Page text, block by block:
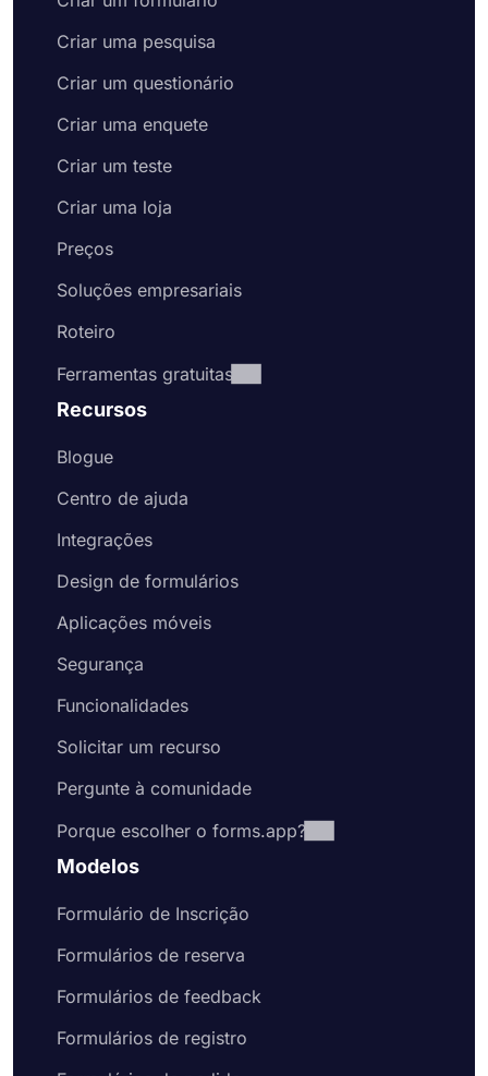
Aproveite o recebimento de pedidos de
clientes on-line
Criar uma pesquisa
Criar um questionário
Criar uma enquete
Criar um teste
Criar uma loja
Preços
Soluções empresariais
Roteiro
Ferramentas gratuitas
Recursos
Blogue
Centro de ajuda
Integrações
Design de formulários
Aplicações móveis
Segurança
Funcionalidades
Solicitar um recurso
Pergunte à comunidade
Porque escolher o forms.app?
Modelos
Formulário de Inscrição
Formulários de reserva
Formulários de feedback
Formulários de registro